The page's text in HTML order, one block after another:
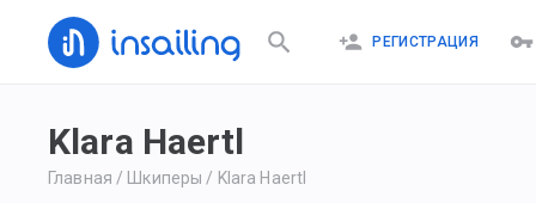
РЕГИСТРАЦИЯ
Klara Haertl
Главная / Шкиперы / Klara Haertl